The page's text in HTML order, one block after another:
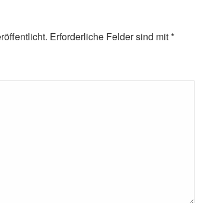
Erforderliche Felder sind mit*